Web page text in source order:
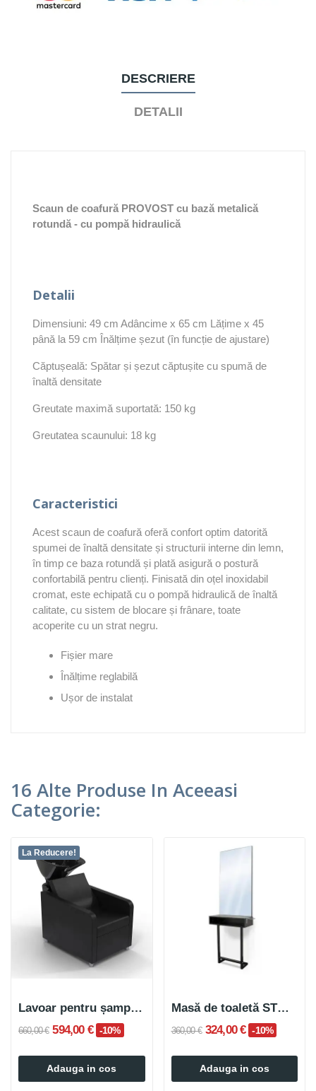
DESCRIERE
DETALII
Scaun de coafură PROVOST cu bază metalică
rotundă - cu pompă hidraulică
Detalii
Dimensiuni: 49 cm Adâncime x 65 cm Lățime x 45
până la 59 cm Înălțime șezut (în funcție de ajustare)
Căptușeală: Spătar și șezut căptușite cu spumă de
înaltă densitate
Greutate maximă suportată: 150 kg
Greutatea scaunului: 18 kg
Caracteristici
Acest scaun de coafură oferă confort optim datorită
spumei de înaltă densitate și structurii interne din lemn,
în timp ce baza rotundă și plată asigură o postură
confortabilă pentru clienți. Finisată din oțel inoxidabil
cromat, este echipată cu o pompă hidraulică de înaltă
calitate, cu sistem de blocare și frânare, toate
acoperite cu un strat negru.
Fișier mare
Înălțime reglabilă
Ușor de instalat
16 Alte Produse In Aceeasi
Categorie:
La Reducere!
Lavoar pentru șampon POSIO
660,00 € 594,00 € -10%
Adauga in cos
Masă de toaletă STORA neagră
360,00 € 324,00 € -10%
Adauga in cos